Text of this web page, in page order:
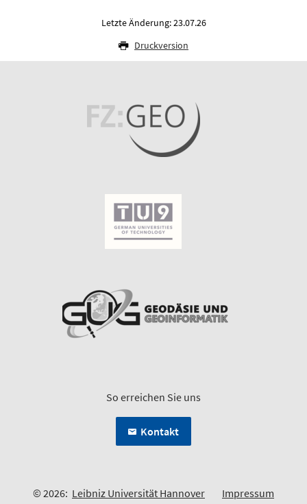
Letzte Änderung: 23.07.26
Druckversion
So erreichen Sie uns
Kontakt
© 2026: Leibniz Universität Hannover Impressum